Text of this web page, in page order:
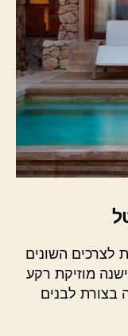
לצרכים השונים
מוזיקת רקע
לבנים